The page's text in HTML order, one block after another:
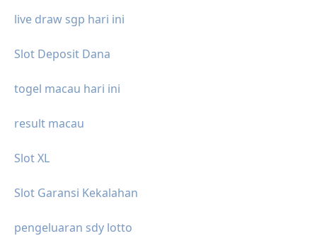
live draw sgp hari ini
Slot Deposit Dana
togel macau hari ini
result macau
Slot XL
Slot Garansi Kekalahan
pengeluaran sdy lotto